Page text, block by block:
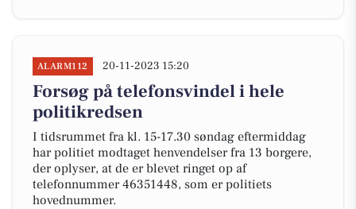
ALARM112 20-11-2023 15:20
Forsøg på telefonsvindel i hele
politikredsen
I tidsrummet fra kl. 15-17.30 søndag eftermiddag
har politiet modtaget henvendelser fra 13 borgere,
der oplyser, at de er blevet ringet op af
telefonnummer 46351448, som er politiets
hovednummer.